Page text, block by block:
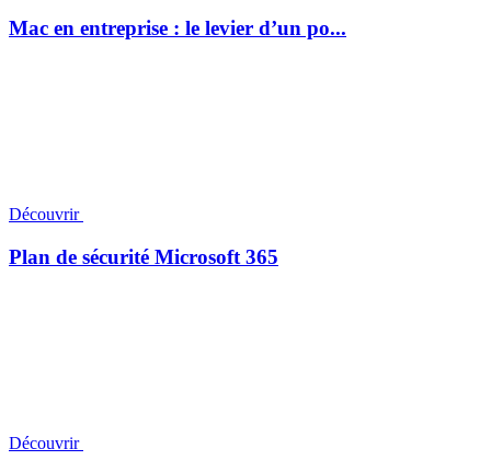
Mac en entreprise : le levier d’un po...
Découvrir
Plan de sécurité Microsoft 365
Découvrir